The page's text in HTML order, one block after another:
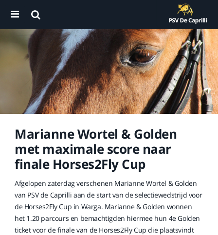
Marianne Wortel & Golden
met maximale score naar
finale Horses2Fly Cup
Afgelopen zaterdag verschenen Marianne Wortel & Golden
van PSV de Caprilli aan de start van de selectiewedstrijd voor
de Horses2Fly Cup in Warga. Marianne & Golden wonnen
het 1.20 parcours en bemachtigden hiermee hun 4e Golden
ticket voor de finale van de Horses2Fly Cup die plaatsvindt